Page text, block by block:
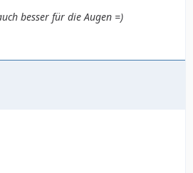
besser für die Augen =)